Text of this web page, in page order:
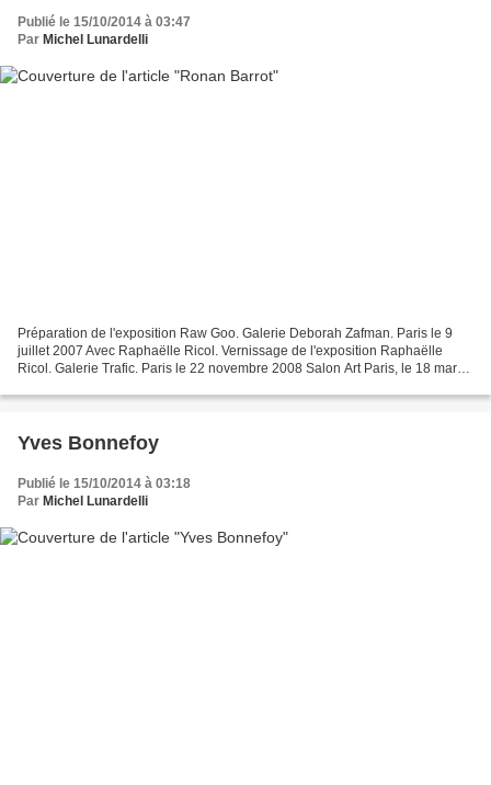
Publié le 15/10/2014 à 03:47
Par Michel Lunardelli
Préparation de l'exposition Raw Goo. Galerie Deborah Zafman. Paris le 9
juillet 2007 Avec Raphaëlle Ricol. Vernissage de l'exposition Raphaëlle
Ricol. Galerie Trafic. Paris le 22 novembre 2008 Salon Art Paris, le 18 mars
Yves Bonnefoy
Publié le 15/10/2014 à 03:18
Par Michel Lunardelli